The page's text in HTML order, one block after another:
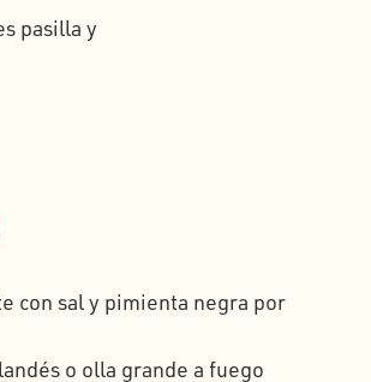
pasilla y
con sal y pimienta negra por
o olla grande a fuego